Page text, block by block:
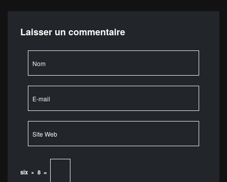
Laisser un commentaire
six × 8 =